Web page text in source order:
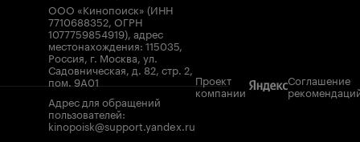
ООО «Кинопоиск» (ИНН
7710688352, ОГРН
1077759854919), адрес
местонахождения: 115035,
Россия, г. Москва, ул.
Садовническая, д. 82, стр. 2,
пом. 9А01
Адрес для обращений
пользователей:
kinopoisk@support.yandex.ru
Проект
компании
Соглашение